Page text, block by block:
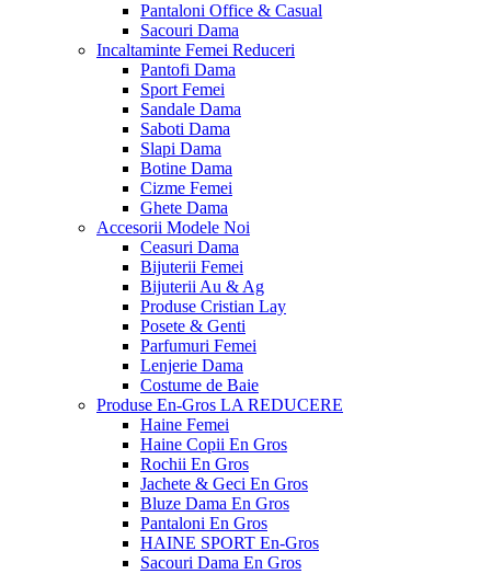
Pantaloni Office & Casual
Sacouri Dama
Incaltaminte Femei Reduceri
Pantofi Dama
Sport Femei
Sandale Dama
Saboti Dama
Slapi Dama
Botine Dama
Cizme Femei
Ghete Dama
Accesorii Modele Noi
Ceasuri Dama
Bijuterii Femei
Bijuterii Au & Ag
Produse Cristian Lay
Posete & Genti
Parfumuri Femei
Lenjerie Dama
Costume de Baie
Produse En-Gros LA REDUCERE
Haine Femei
Haine Copii En Gros
Rochii En Gros
Jachete & Geci En Gros
Bluze Dama En Gros
Pantaloni En Gros
HAINE SPORT En-Gros
Sacouri Dama En Gros